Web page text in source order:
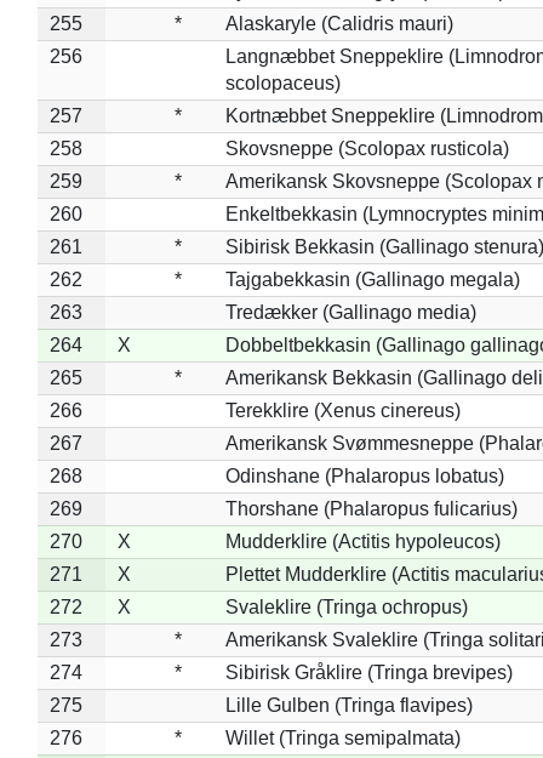
255
*
Alaskaryle (Calidris mauri)
256
Langnæbbet Sneppeklire
scolopaceus)
257
*
Kortnæbbet Sneppeklire
258
Skovsneppe (Scolopax rusticola)
259
*
Amerikansk Skovsneppe (Scolopax
260
Enkeltbekkasin (Lymnocryptes
261
*
Sibirisk Bekkasin (Gallinago stenura)
262
*
Tajgabekkasin (Gallinago megala)
263
Tredækker (Gallinago media)
264
X
Dobbeltbekkasin (Gallinago
265
*
Amerikansk Bekkasin (Gallinago
266
Terekklire (Xenus cinereus)
267
Amerikansk Svømmesneppe
268
Odinshane (Phalaropus lobatus)
269
Thorshane (Phalaropus fulicarius)
270
X
Mudderklire (Actitis hypoleucos)
271
X
Plettet Mudderklire (Actitis
272
X
Svaleklire (Tringa ochropus)
273
*
Amerikansk Svaleklire (Tringa
274
*
Sibirisk Gråklire (Tringa brevipes)
275
Lille Gulben (Tringa flavipes)
276
*
Willet (Tringa semipalmata)